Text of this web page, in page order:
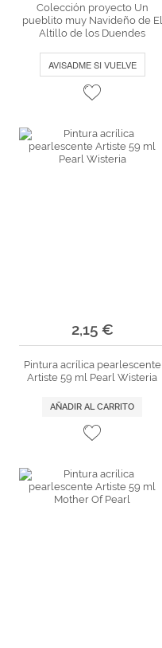
Colección proyecto Un
pueblito muy Navideño de El
Altillo de los Duendes
AVISADME SI VUELVE
2,15 €
Pintura acrílica pearlescente
Artiste 59 ml Pearl Wisteria
AÑADIR AL CARRITO